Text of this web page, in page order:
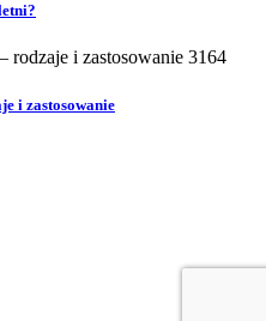
3164
i zastosowanie